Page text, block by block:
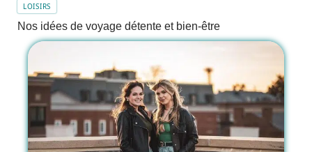
LOISIRS
Nos idées de voyage détente et bien-être